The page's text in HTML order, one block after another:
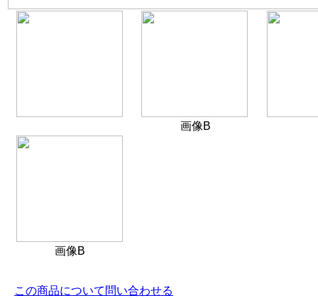
画像B
画像B
この商品について問い合わせる